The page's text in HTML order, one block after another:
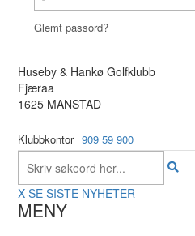
Glemt passord?
Huseby & Hankø Golfklubb
Fjæraa
1625 MANSTAD
Klubbkontor 909 59 900
X SE SISTE NYHETER
MENY